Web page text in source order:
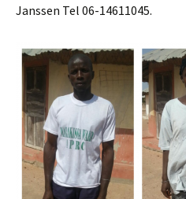
Janssen Tel 06-14611045.